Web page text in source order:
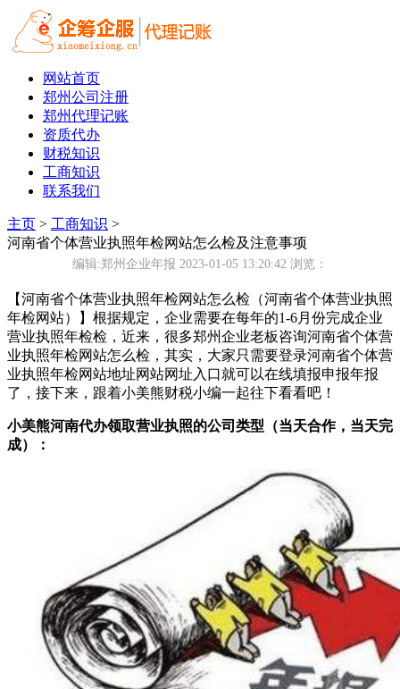
网站首页
郑州公司注册
郑州代理记账
资质代办
财税知识
工商知识
联系我们
主页 > 工商知识 >
河南省个体营业执照年检网站怎么检及注意事项
编辑:郑州企业年报 2023-01-05 13:20:42 浏览：
【河南省个体营业执照年检网站怎么检（河南省个体营业执照
年检网站）】根据规定，企业需要在每年的1-6月份完成企业
营业执照年检检，近来，很多郑州企业老板咨询河南省个体营
业执照年检网站怎么检，其实，大家只需要登录河南省个体营
业执照年检网站地址网站网址入口就可以在线填报申报年报
了，接下来，跟着小美熊财税小编一起往下看看吧！
小美熊河南代办领取营业执照的公司类型（当天合作，当天完
成）：